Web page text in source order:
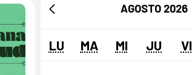
AGOSTO 2026
LU MA MI JU VI